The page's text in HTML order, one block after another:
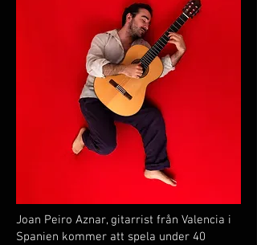
Joan Peiro Aznar, gitarrist från Valencia i
Spanien kommer att spela under 40